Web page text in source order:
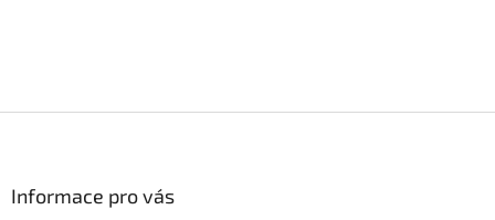
Informace pro vás